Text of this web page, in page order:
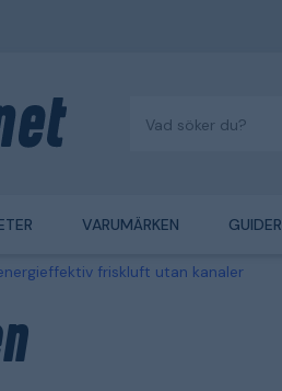
VARUMÄRKEN GUIDER
friskluft utan kanaler